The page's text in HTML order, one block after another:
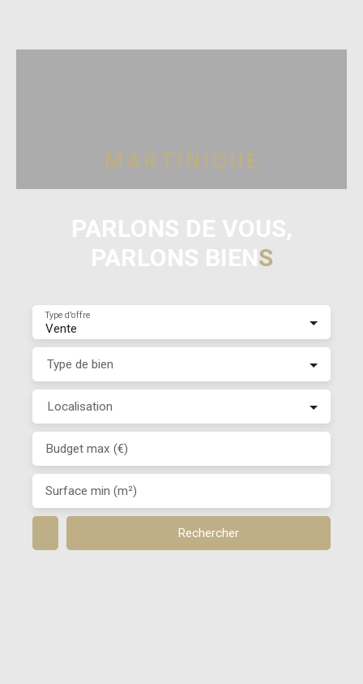
M A R T I N I Q U E
S
Vente
Type d'offre
Type de bien
Localisation
Budget max (€)
Surface min (m²)
Rechercher